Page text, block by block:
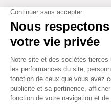
Tous droits